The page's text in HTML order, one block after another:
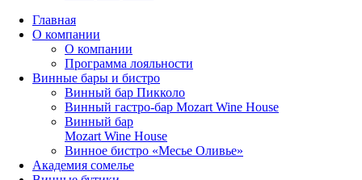
Главная
О компании
О компании
Программа лояльности
Винные бары и бистро
Винный бар Пикколо
Винный гастро-бар Mozart Wine House
Винный бар
Mozart Wine House
Винное бистро «Месье Оливье»
Академия сомелье